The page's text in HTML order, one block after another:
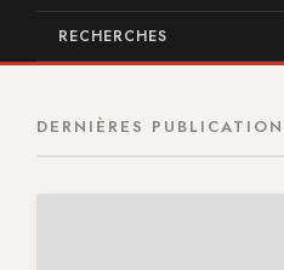
RECHERCHES
DERNIÈRES